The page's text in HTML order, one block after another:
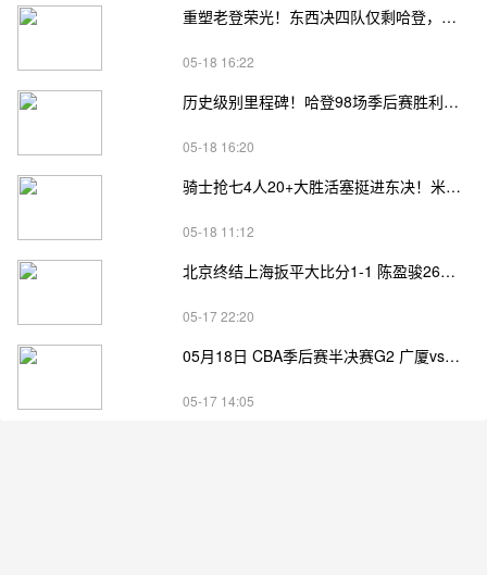
重塑老登荣光！东西决四队仅剩哈登，高龄坚守续写传奇
05-18 16:22
历史级别里程碑！哈登98场季后赛胜利，追平马龙并列无冠球员历史第一
05-18 16:20
骑士抢七4人20+大胜活塞挺进东决！米切尔26+7 阿伦23分 梅里尔23分 詹金斯17分
05-18 11:12
北京终结上海扳平大比分1-1 陈盈骏26分 杰曼22分 古德温32分
05-17 22:20
05月18日 CBA季后赛半决赛G2 广厦vs深圳直播前瞻分析
05-17 14:05